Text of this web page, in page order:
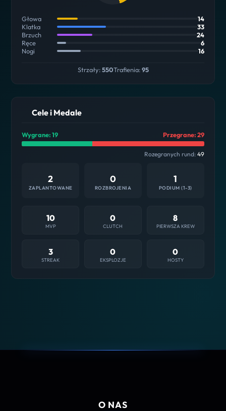
Głowa
14
Klatka
33
Brzuch
24
Ręce
6
Nogi
16
Strzały:550Trafienia:95
Cele i Medale
Wygrane: 19 Przegrane: 29
Rozegranych rund: 49
2
ZAPLANTOWANE
0
ROZBROJENIA
1
PODIUM (1-3)
10
MVP
0
CLUTCH
8
PIERWSZA KREW
3
STREAK
0
EKSPLOZJE
0
HOSTY
O NAS